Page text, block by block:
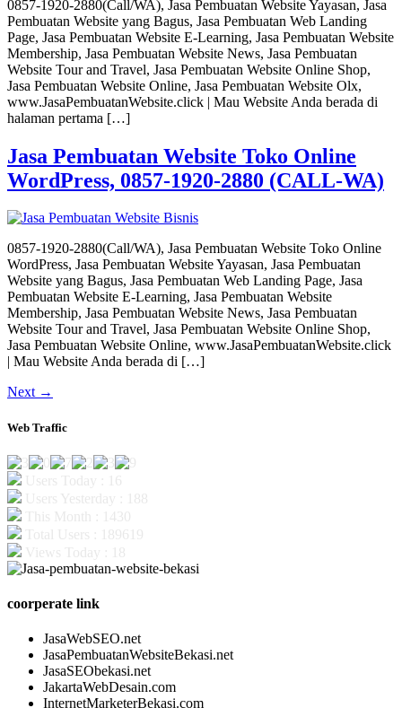
0857-1920-2880(Call/WA), Jasa Pembuatan Website Yayasan, Jasa
Pembuatan Website yang Bagus, Jasa Pembuatan Web Landing
Page, Jasa Pembuatan Website E-Learning, Jasa Pembuatan Website
Membership, Jasa Pembuatan Website News, Jasa Pembuatan
Website Tour and Travel, Jasa Pembuatan Website Online Shop,
Jasa Pembuatan Website Online, Jasa Pembuatan Website Olx,
www.JasaPembuatanWebsite.click | Mau Website Anda berada di
halaman pertama […]
Jasa Pembuatan Website Toko Online
WordPress, 0857-1920-2880 (CALL-WA)
0857-1920-2880(Call/WA), Jasa Pembuatan Website Toko Online
WordPress, Jasa Pembuatan Website Yayasan, Jasa Pembuatan
Website yang Bagus, Jasa Pembuatan Web Landing Page, Jasa
Pembuatan Website E-Learning, Jasa Pembuatan Website
Membership, Jasa Pembuatan Website News, Jasa Pembuatan
Website Tour and Travel, Jasa Pembuatan Website Online Shop,
Jasa Pembuatan Website Online, www.JasaPembuatanWebsite.click
| Mau Website Anda berada di […]
Next →
Web Traffic
coorperate link
JasaWebSEO.net
JasaPembuatanWebsiteBekasi.net
JasaSEObekasi.net
JakartaWebDesain.com
InternetMarketerBekasi.com